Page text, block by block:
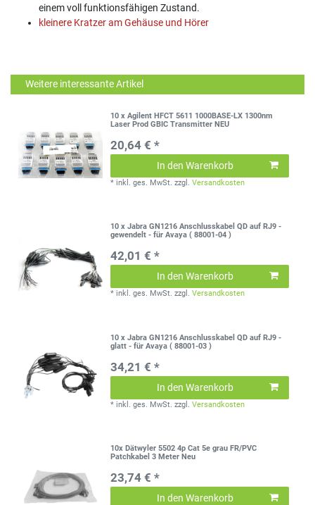
einem voll funktionsfähigen Zustand.
kleinere Kratzer am Gehäuse und Hörer
Weitere interessante Artikel
10 x Agilent HFCT 5611 1000BASE-LX 1300nm
Laser Prod GBIC Transmitter NEU
20,64 € *
In den Warenkorb
* inkl. ges. MwSt. zzgl.Versandkosten
10 x Jabra GN1216 Anschlusskabel QD auf RJ9 -
gewendelt - für Avaya ( 88001-04 )
42,01 € *
In den Warenkorb
* inkl. ges. MwSt. zzgl.Versandkosten
10 x Jabra GN1216 Anschlusskabel QD auf RJ9 -
glatt - für Avaya ( 88001-03 )
34,21 € *
In den Warenkorb
* inkl. ges. MwSt. zzgl.Versandkosten
10x Dätwyler 5502 4p Cat 5e grau FR/PVC
Patchkabel 3 Meter Neu
23,74 € *
In den Warenkorb